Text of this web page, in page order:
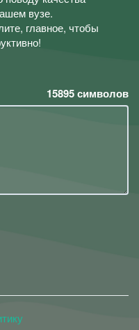
вузе.
главное, чтобы
15895символов